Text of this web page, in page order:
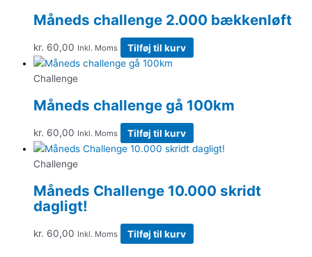
Måneds challenge 2.000 bækkenløft
kr. 60,00 Inkl. Moms Tilføj til kurv
Challenge
Måneds challenge gå 100km
kr. 60,00 Inkl. Moms Tilføj til kurv
Challenge
Måneds Challenge 10.000 skridt
dagligt!
kr. 60,00 Inkl. Moms Tilføj til kurv